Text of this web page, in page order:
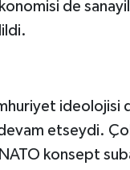
de
ideolojisi
etseydi.
konsept